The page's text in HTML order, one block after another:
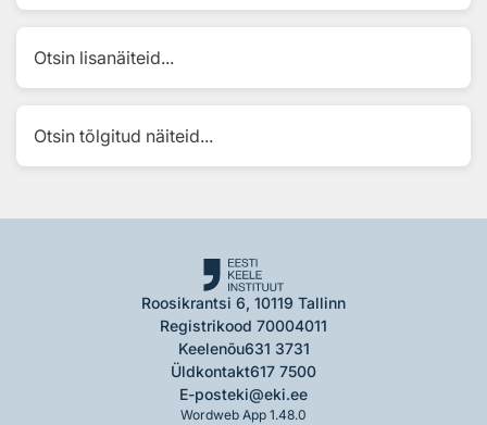
Otsin lisanäiteid...
Otsin tõlgitud näiteid...
Roosikrantsi 6, 10119 Tallinn
Registrikood 70004011
Keelenõu631 3731
Üldkontakt617 7500
E-posteki@eki.ee
Wordweb App 1.48.0